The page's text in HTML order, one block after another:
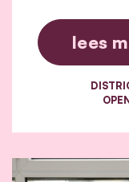
lees